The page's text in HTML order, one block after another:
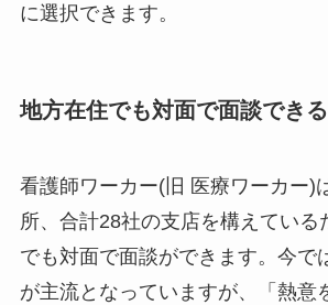
に選択できます。
地方在住でも対面で面談できる
看護師ワーカー(旧 医療ワーカー)
所、合計28社の支店を構えている
でも対面で面談ができます。今で
が主流となっていますが、「熱意